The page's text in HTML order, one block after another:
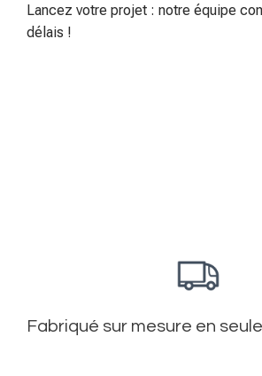
Lancez votre projet : notre équipe
délais !
Fabriqué sur mesure en